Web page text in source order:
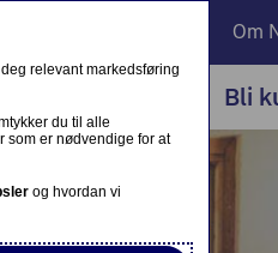
Om
LOGG INN
Bli
relevant markedsføring
du til alle
som er nødvendige for at
og hvordan vi